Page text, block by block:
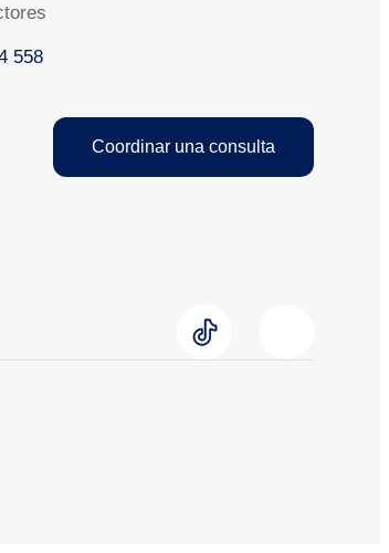
558‬‬
Coordinar una consulta